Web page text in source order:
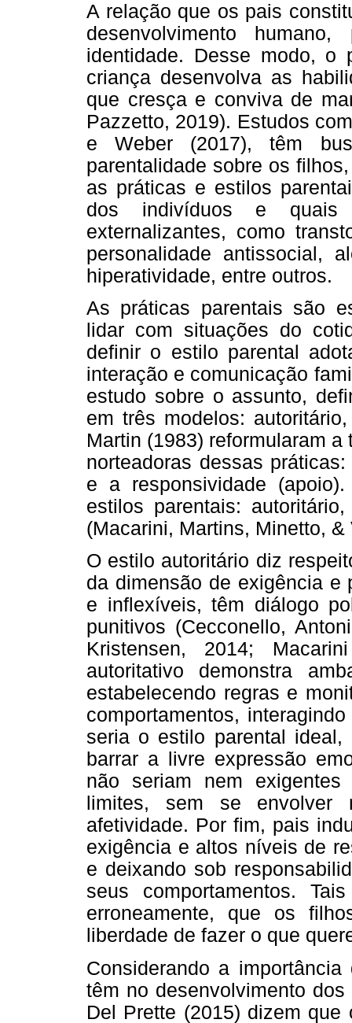
A relação que os pais
desenvolvimento
identidade. Desse modo,
criança desenvolva as
que cresça e conviva de
Pazzetto, 2019). Estudos
e Weber (2017), têm
parentalidade sobre os
as práticas e estilos
dos indivíduos e quais
externalizantes, como
personalidade antissocial,
hiperatividade, entre outros.
As práticas parentais são
lidar com situações do
definir o estilo parental
interação e comunicação
estudo sobre o assunto,
em três modelos:
Martin (1983) reformularam
norteadoras dessas
e a responsividade
estilos parentais:
(Macarini, Martins, Minetto, &
O estilo autoritário diz
da dimensão de exigência e
e inflexíveis, têm diálogo
punitivos (Cecconello,
Kristensen, 2014;
autoritativo demonstra
estabelecendo regras e
comportamentos,
seria o estilo parental
barrar a livre expressão
não seriam nem exigentes
limites, sem se
afetividade. Por fim, pais
exigência e altos níveis de
e deixando sob
seus comportamentos.
erroneamente, que os
liberdade de fazer o que
Considerando a
têm no desenvolvimento
Del Prette (2015) dizem